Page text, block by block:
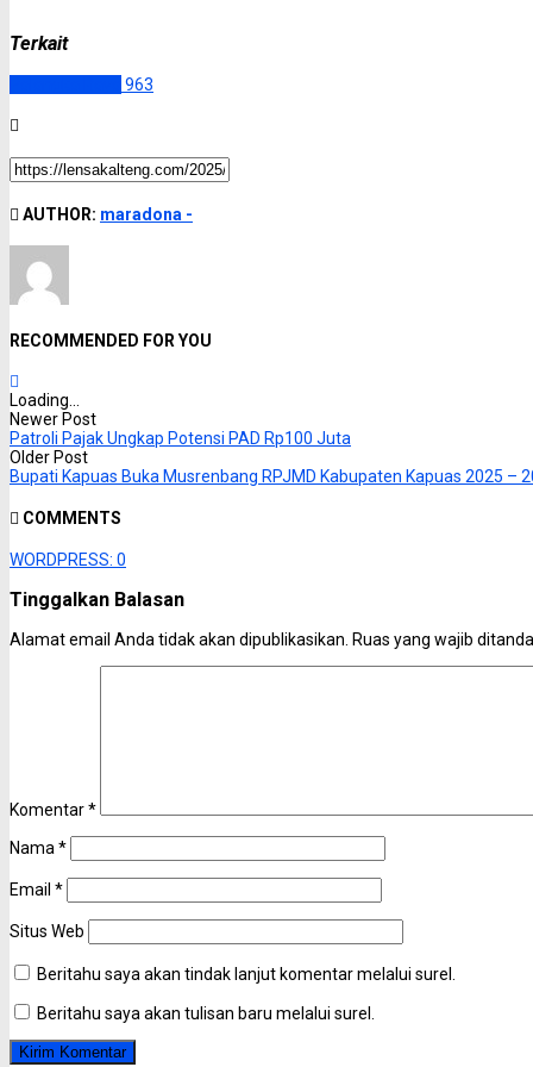
Terkait
963
AUTHOR: maradona -
RECOMMENDED FOR YOU
Loading...
Newer Post
Patroli Pajak Ungkap Potensi PAD Rp100 Juta
Older Post
Bupati Kapuas Buka Musrenbang RPJMD Kabupaten Kapuas 2025 –
COMMENTS
WORDPRESS: 0
Tinggalkan Balasan
Alamat email Anda tidak akan dipublikasikan. Ruas yang wajib
Komentar*
Nama*
Email *
Situs Web
Beritahu saya akan tindak lanjut komentar melalui surel.
Beritahu saya akan tulisan baru melalui surel.